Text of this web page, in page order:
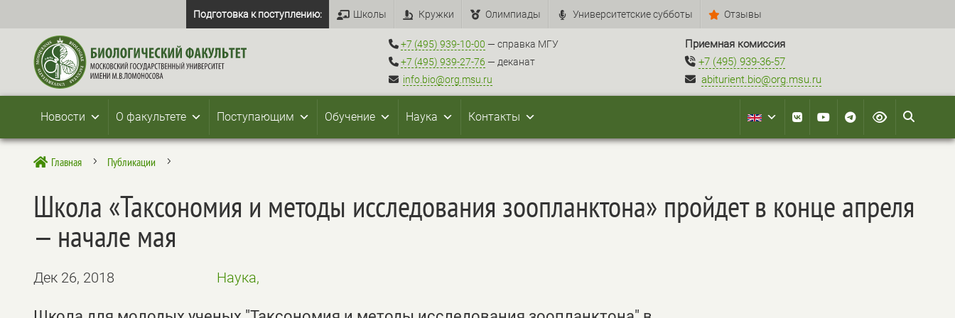
Подготовка к поступлению: Школы Кружки Олимпиады Университетские субботы Отзывы
+7 (495) 939-10-00 — справка МГУ
+7 (495) 939-27-76 — деканат
info.bio@org.msu.ru
Приемная комиссия
+7 (495) 939-36-57
abiturient.bio@org.msu.ru
Новости О факультете Поступающим Обучение Наука Контакты
 Главная 5 Публикации 5
Школа «Таксономия и методы исследования зоопланктона» пройдет в конце апреля
— начале мая
Дек 26, 2018 Наука,